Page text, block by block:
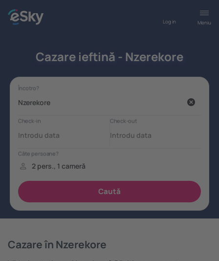
Meniu
Log in
Cazare ieftină - Nzerekore
Cazare în Nzerekore